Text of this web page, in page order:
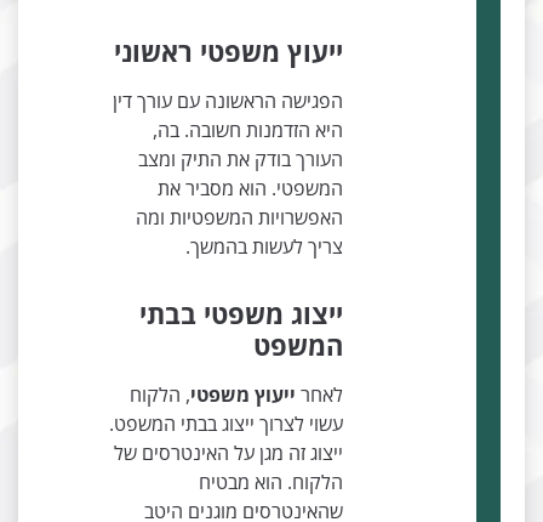
ייעוץ משפטי ראשוני
הפגישה הראשונה עם עורך דין
היא הזדמנות חשובה. בה,
העורך בודק את התיק ומצב
המשפטי. הוא מסביר את
האפשרויות המשפטיות ומה
צריך לעשות בהמשך.
ייצוג משפטי בבתי
המשפט
ייעוץ משפטי, הלקוח
עשוי לצרוך ייצוג בבתי המשפט.
ייצוג זה מגן על האינטרסים של
הלקוח. הוא מבטיח
שהאינטרסים מוגנים היטב